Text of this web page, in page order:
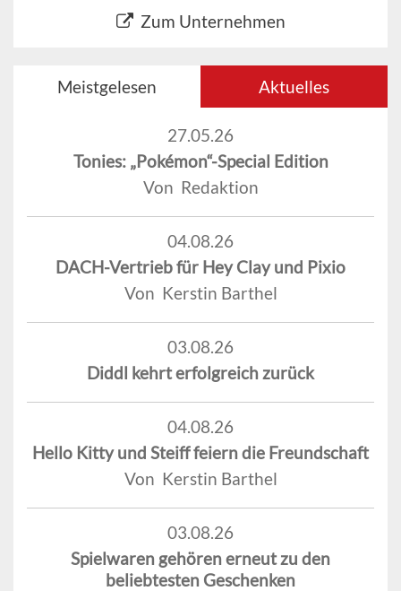
Zum Unternehmen
Meistgelesen Aktuelles
27.05.26
Tonies: „Pokémon“-Special Edition
Von Redaktion
04.08.26
DACH-Vertrieb für Hey Clay und Pixio
Von Kerstin Barthel
03.08.26
Diddl kehrt erfolgreich zurück
04.08.26
Hello Kitty und Steiff feiern die Freundschaft
Von Kerstin Barthel
03.08.26
Spielwaren gehören erneut zu den
beliebtesten Geschenken